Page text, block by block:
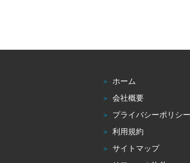
ホーム
会社概要
プライバシーポリシー
利用規約
サイトマップ